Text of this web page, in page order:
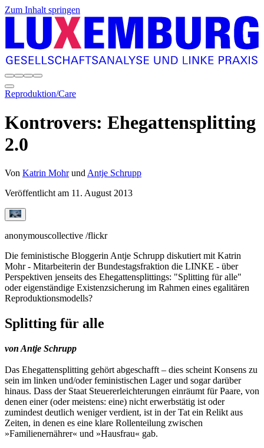
Zum Inhalt springen
Reproduktion/Care
Kontrovers: Ehegattensplitting
2.0
Von Katrin MohrundAntje Schrupp
Veröffentlicht am 11. August 2013
anonymouscollective /flickr
Die feministische Bloggerin Antje Schrupp diskutiert mit Katrin
Mohr - Mitarbeiterin der Bundestagsfraktion die LINKE - über
Perspektiven jenseits des Ehegattensplittings: "Splitting für alle"
oder eigenständige Existenzsicherung im Rahmen eines egalitären
Reproduktionsmodells?
Splitting für alle
von Antje Schrupp
Das Ehegattensplitting gehört abgeschafft – dies scheint Konsens zu
sein im linken und/oder feministischen Lager und sogar darüber
hinaus. Dass der Staat Steuererleichterungen einräumt für Paare, von
denen einer (oder meistens: eine) nicht erwerbstätig ist oder
zumindest deutlich weniger verdient, ist in der Tat ein Relikt aus
Zeiten, in denen es eine klare Rollenteilung zwischen
»Familienernährer« und »Hausfrau« gab.